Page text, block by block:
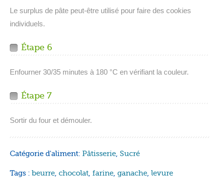
Le surplus de pâte peut-être utilisé pour faire des cookies
individuels.
Étape 6
Enfourner 30/35 minutes à 180 °C en vérifiant la couleur.
Étape 7
Sortir du four et démouler.
Catégorie d'aliment: Pâtisserie, Sucré
Tags : beurre, chocolat, farine, ganache, levure